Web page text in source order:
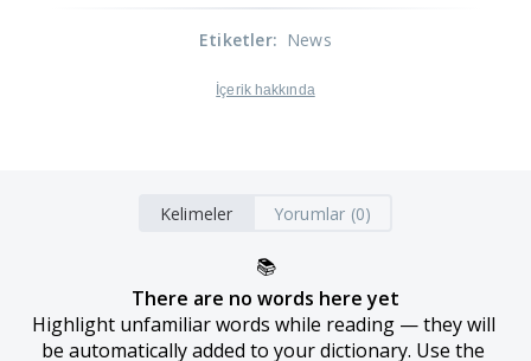
Etiketler: News
İçerik hakkında
Kelimeler Yorumlar (0)
📚
There are no words here yet
Highlight unfamiliar words while reading — they will
be automatically added to your dictionary. Use the